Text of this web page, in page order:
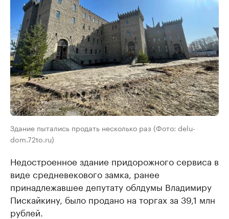
Здание пытались продать несколько раз (Фото: delu-
dom.72to.ru)
Недостроенное здание придорожного сервиса в
виде средневекового замка, ранее
принадлежавшее депутату облдумы Владимиру
Пискайкину, было продано на торгах за 39,1 млн
рублей.